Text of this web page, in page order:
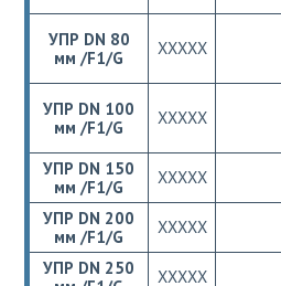
УПР DN 80
мм /F1/G
ХХХХХ
УПР DN 100
мм /F1/G
ХХХХХ
УПР DN 150
мм /F1/G
ХХХХХ
УПР DN 200
мм /F1/G
ХХХХХ
УПР DN 250
ХХХХХ